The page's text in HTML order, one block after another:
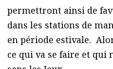
permettront ainsi de
dans les stations de
en période estivale.
ce qui va se faire et qui